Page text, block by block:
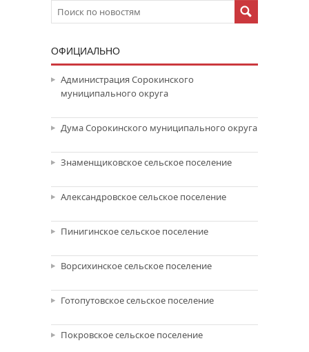
ОФИЦИАЛЬНО
Администрация Сорокинского
муниципального округа
Дума Сорокинского муниципального округа
Знаменщиковское сельское поселение
Александровское сельское поселение
Пинигинское сельское поселение
Ворсихинское сельское поселение
Готопутовское сельское поселение
Покровское сельское поселение